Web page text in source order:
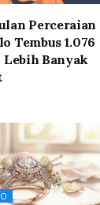
Perceraian
Tembus 1.076
Lebih Banyak